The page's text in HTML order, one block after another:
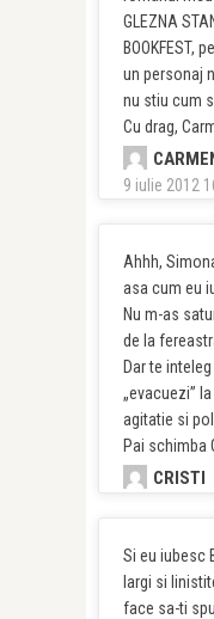
GLEZNA
BOOKFEST,
un personaj
nu stiu cum
Cu drag,
9 iulie 2012
Ahhh,
asa cum eu
Nu m-as
de la
Dar te
„evacuezi”
agitatie si
Pai schimba
CRISTI
Si eu iubesc
largi si
face sa-ti